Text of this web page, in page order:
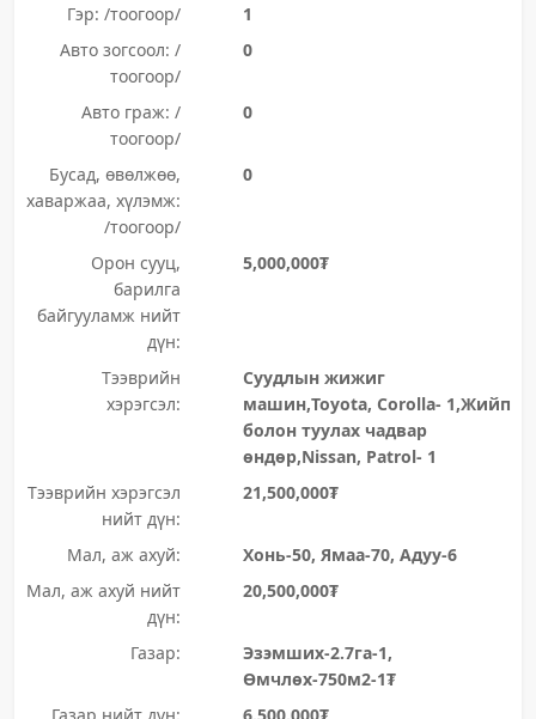
Гэр: /тоогоор/
1
Авто зогсоол: /
тоогоор/
0
Авто граж: /
тоогоор/
0
Бусад, өвөлжөө,
хаваржаа, хүлэмж:
/тоогоор/
0
Орон сууц,
барилга
байгууламж нийт
дүн:
5,000,000₮
Тээврийн
хэрэгсэл:
Суудлын жижиг
машин,Toyota, Corolla- 1,Жийп
болон туулах чадвар
өндөр,Nissan, Patrol- 1
Тээврийн хэрэгсэл
нийт дүн:
21,500,000₮
Мал, аж ахуй:
Хонь-50, Ямаа-70, Адуу-6
Мал, аж ахуй нийт
дүн:
20,500,000₮
Газар:
Эзэмших-2.7га-1,
Өмчлөх-750м2-1₮